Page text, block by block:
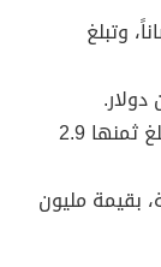
ذات قوّة محرّك 740 حصاناً، وتبلغ
بوغاتي تشيرون، تعد نموذجاً للأناقة، ويبلغ ثمنها 2.9
بقيمة مليون